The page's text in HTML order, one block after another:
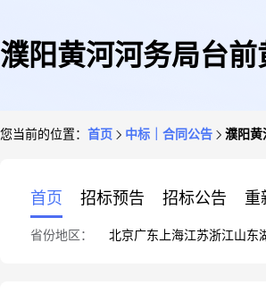
濮阳黄河河务局台前
您当前的位置： 首页 中标｜合同公告 濮阳黄
首页 招标预告 招标公告 重
省份地区： 北京广东 上海江苏浙江山东